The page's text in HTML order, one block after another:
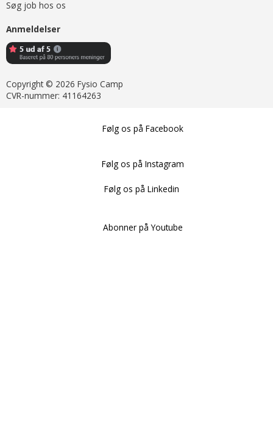
Søg job hos os
Anmeldelser
Copyright © 2026 Fysio Camp
CVR-nummer: 41164263
Følg os på Facebook
Følg os på Instagram
Følg os på Linkedin
Abonner på Youtube